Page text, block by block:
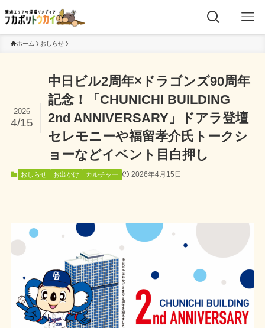
ホーム おしらせ
中日ビル2周年×ドラゴンズ90周年
記念！「CHUNICHI BUILDING
2nd ANNIVERSARY」ドアラ登壇
セレモニーや福留孝介氏トークシ
ョーなどイベント目白押し
2026
4/15
おしらせ お出かけ カルチャー 2026年4月15日